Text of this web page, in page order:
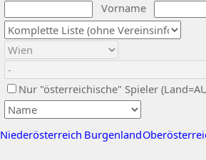
Vorname
Nur "österreichische" Spieler
Niederösterreich Burgenland